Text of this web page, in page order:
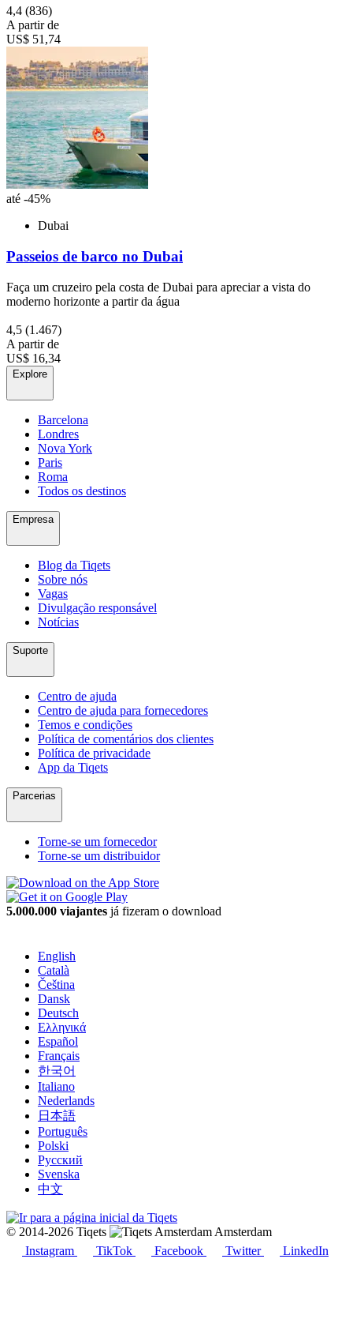
4,4 (836)
A partir de
US$ 51,74
até -45%
Dubai
Passeios de barco no Dubai
Faça um cruzeiro pela costa de Dubai para apreciar a vista do
moderno horizonte a partir da água
4,5 (1.467)
A partir de
US$ 16,34
Explore
Barcelona
Londres
Nova York
Paris
Roma
Todos os destinos
Empresa
Blog da Tiqets
Sobre nós
Vagas
Divulgação responsável
Notícias
Suporte
Centro de ajuda
Centro de ajuda para fornecedores
Temos e condições
Política de comentários dos clientes
Política de privacidade
App da Tiqets
Parcerias
Torne-se um fornecedor
Torne-se um distribuidor
5.000.000 viajantes já fizeram o download
English
Català
Čeština
Dansk
Deutsch
Ελληνικά
Español
Français
한국어
Italiano
Nederlands
日本語
Português
Polski
Русский
Svenska
中文
© 2014-2026 Tiqets
Amsterdam
Instagram
TikTok Facebook Twitter LinkedIn